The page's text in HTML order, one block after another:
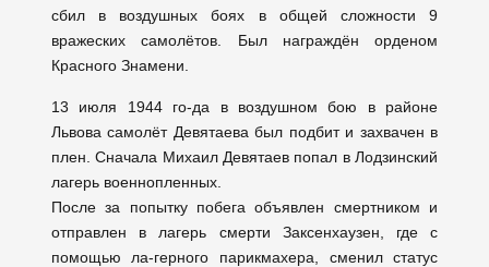
сбил в воздушных боях в общей сложности 9
вражеских самолётов. Был награждён орденом
Красного Знамени.
13 июля 1944 го-да в воздушном бою в районе
Львова самолёт Девятаева был подбит и захвачен в
плен. Сначала Михаил Девятаев попал в Лодзинский
лагерь военнопленных.
После за попытку побега объявлен смертником и
отправлен в лагерь смерти Заксенхаузен, где с
помощью ла-герного парикмахера, сменил статус